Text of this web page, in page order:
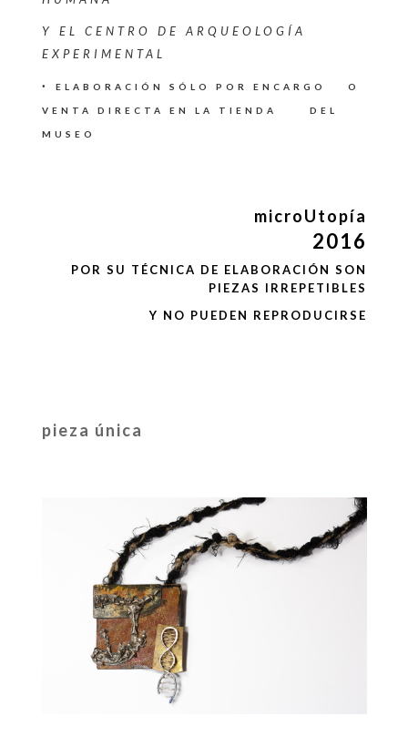
Y EL CENTRO DE ARQUEOLOGÍA
EXPERIMENTAL
· ELABORACIÓN SÓLO POR ENCARGO O
VENTA DIRECTA EN LA TIENDA DEL
MUSEO
microUtopía
2016
POR SU TÉCNICA DE ELABORACIÓNSON
PIEZAS IRREPETIBLES
Y NO PUEDEN REPR ODUCIRSE
pieza única